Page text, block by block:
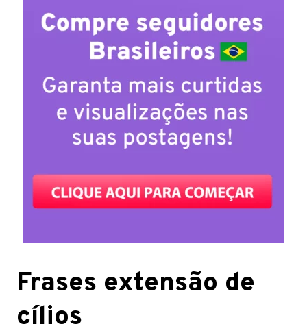
Frases extensão de
cílios